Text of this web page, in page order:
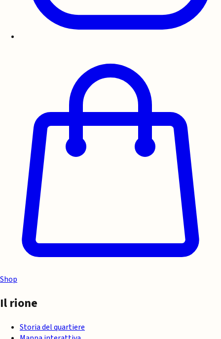
Shop
Il rione
Storia del quartiere